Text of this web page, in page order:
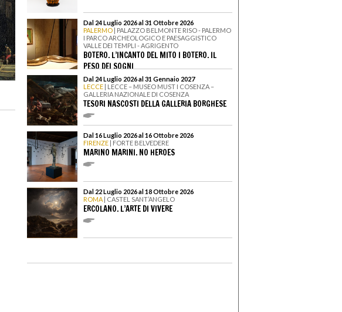
Dal 24 Luglio 2026 al 31 Ottobre 2026
PALERMO | PALAZZO BELMONTE RISO - PALERMO
I PARCO ARCHEOLOGICO E PAESAGGISTICO
VALLE DEI TEMPLI - AGRIGENTO
BOTERO. L’INCANTO DEL MITO I BOTERO. IL
PESO DEI SOGNI
Dal 24 Luglio 2026 al 31 Gennaio 2027
LECCE | LECCE – MUSEO MUST I COSENZA –
GALLERIA NAZIONALE DI COSENZA
TESORI NASCOSTI DELLA GALLERIA BORGHESE
Dal 16 Luglio 2026 al 16 Ottobre 2026
FIRENZE | FORTE BELVEDERE
MARINO MARINI. NO HEROES
Dal 22 Luglio 2026 al 18 Ottobre 2026
ROMA | CASTEL SANT’ANGELO
ERCOLANO. L’ARTE DI VIVERE